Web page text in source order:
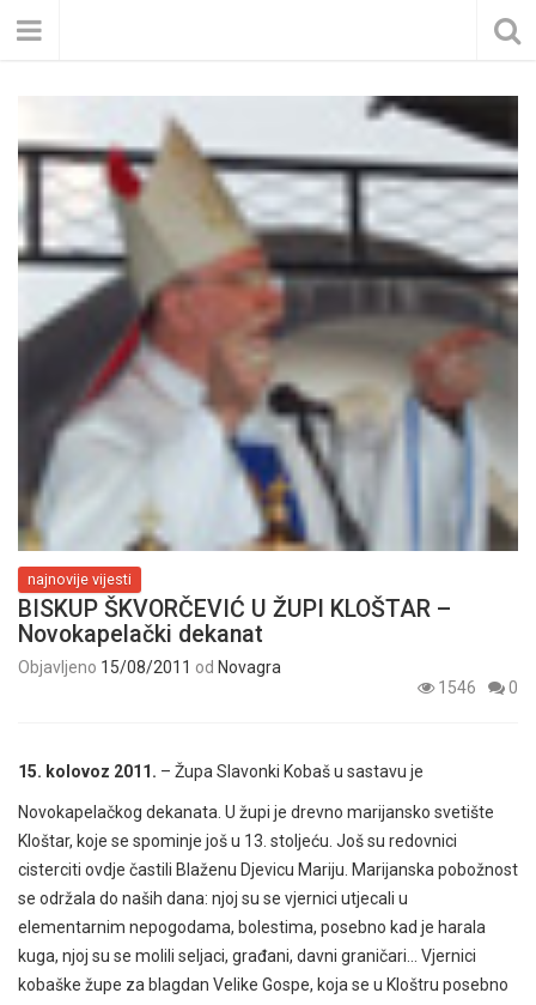
najnovije vijesti
BISKUP ŠKVORČEVIĆ U ŽUPI KLOŠTAR –
Novokapelački dekanat
Objavljeno 15/08/2011 od Novagra
1546
0
15. kolovoz 2011. – Župa Slavonki Kobaš u sastavu je
Novokapelačkog dekanata. U župi je drevno marijansko svetište
Kloštar, koje se spominje još u 13. stoljeću. Još su redovnici
cisterciti ovdje častili Blaženu Djevicu Mariju. Marijanska pobožnost
se održala do naših dana: njoj su se vjernici utjecali u
elementarnim nepogodama, bolestima, posebno kad je harala
kuga, njoj su se molili seljaci, građani, davni graničari… Vjernici
kobaške župe za blagdan Velike Gospe, koja se u Kloštru posebno